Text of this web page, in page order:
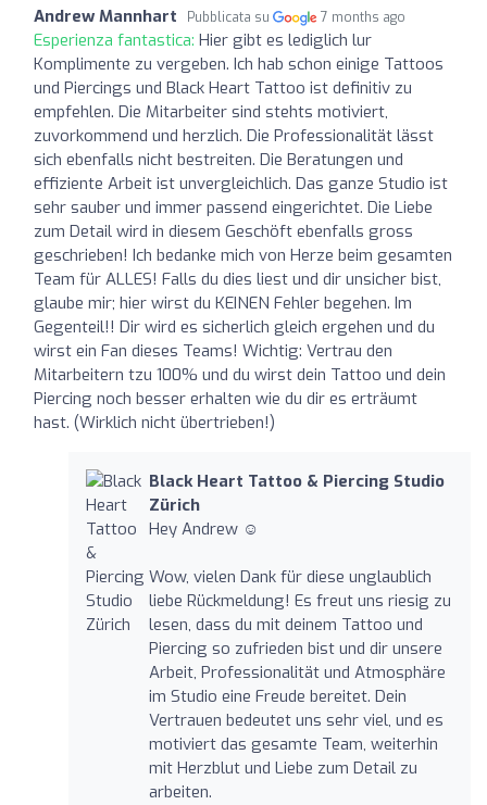
Andrew Mannhart Pubblicata su 7 months ago
Esperienza fantastica: Hier gibt es lediglich lur
Komplimente zu vergeben. Ich hab schon einige Tattoos
und Piercings und Black Heart Tattoo ist definitiv zu
empfehlen. Die Mitarbeiter sind stehts motiviert,
zuvorkommend und herzlich. Die Professionalität lässt
sich ebenfalls nicht bestreiten. Die Beratungen und
effiziente Arbeit ist unvergleichlich. Das ganze Studio ist
sehr sauber und immer passend eingerichtet. Die Liebe
zum Detail wird in diesem Geschöft ebenfalls gross
geschrieben! Ich bedanke mich von Herze beim gesamten
Team für ALLES! Falls du dies liest und dir unsicher bist,
glaube mir; hier wirst du KEINEN Fehler begehen. Im
Gegenteil!! Dir wird es sicherlich gleich ergehen und du
wirst ein Fan dieses Teams! Wichtig: Vertrau den
Mitarbeitern tzu 100% und du wirst dein Tattoo und dein
Piercing noch besser erhalten wie du dir es erträumt
hast. (Wirklich nicht übertrieben!)
Black Heart Tattoo & Piercing Studio
Zürich
Hey Andrew ☺️
Wow, vielen Dank für diese unglaublich
liebe Rückmeldung! Es freut uns riesig zu
lesen, dass du mit deinem Tattoo und
Piercing so zufrieden bist und dir unsere
Arbeit, Professionalität und Atmosphäre
im Studio eine Freude bereitet. Dein
Vertrauen bedeutet uns sehr viel, und es
motiviert das gesamte Team, weiterhin
mit Herzblut und Liebe zum Detail zu
arbeiten.